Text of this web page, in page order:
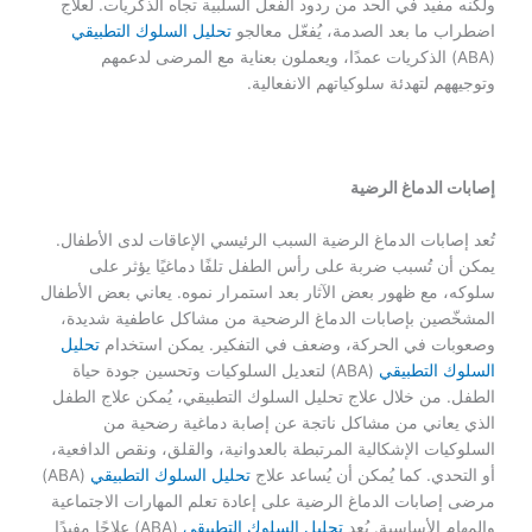
ولكنه مفيد في الحد من ردود الفعل السلبية تجاه الذكريات. لعلاج
اضطراب ما بعد الصدمة، يُفعّل معالجوتحليل السلوك التطبيقي
(ABA) الذكريات عمدًا، ويعملون بعناية مع المرضى لدعمهم
وتوجيههم لتهدئة سلوكياتهم الانفعالية.
إصابات الدماغ الرضية
تُعد إصابات الدماغ الرضية السبب الرئيسي الإعاقات لدى الأطفال.
يمكن أن تُسبب ضربة على رأس الطفل تلفًا دماغيًا يؤثر على
سلوكه، مع ظهور بعض الآثار بعد استمرار نموه. يعاني بعض الأطفال
المشخّصين بإصابات الدماغ الرضحية من مشاكل عاطفية شديدة،
وصعوبات في الحركة، وضعف في التفكير. يمكن استخدامتحليل
السلوك التطبيقي
(ABA) لتعديل السلوكيات وتحسين جودة حياة
الطفل. من خلال علاج تحليل السلوك التطبيقي، يُمكن علاج الطفل
الذي يعاني من مشاكل ناتجة عن إصابة دماغية رضحية من
السلوكيات الإشكالية المرتبطة بالعدوانية، والقلق، ونقص الدافعية،
أو التحدي. كما يُمكن أن يُساعد علاجتحليل السلوك التطبيقي
(ABA)
مرضى إصابات الدماغ الرضية على إعادة تعلم المهارات الاجتماعية
والمهام الأساسية. يُعدتحليل السلوك التطبيقي (ABA) علاجًا مفيدًا